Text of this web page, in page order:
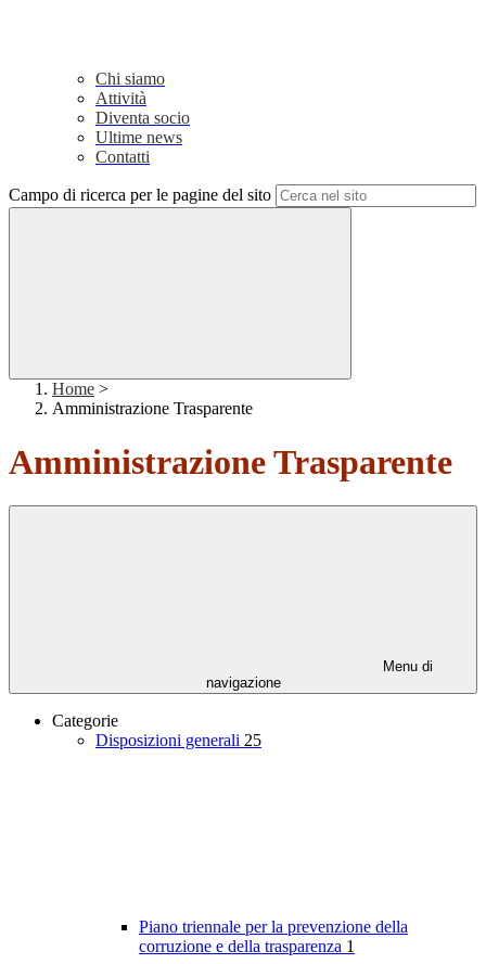
Chi siamo
Attività
Diventa socio
Ultime news
Contatti
Campo di ricerca per le pagine del sito
Home >
Amministrazione Trasparente
Amministrazione Trasparente
Menu di
navigazione
Categorie
Disposizioni generali 25
Piano triennale per la prevenzione della
corruzione e della trasparenza 1